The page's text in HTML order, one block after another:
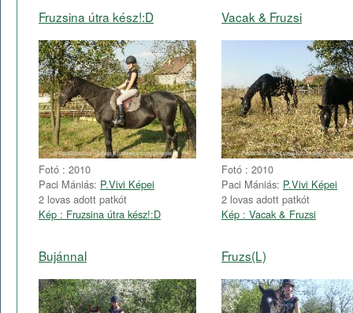
Fruzsina útra kész!:D
Fotó : 2010
Paci Mániás: P.Vivi Képei
2 lovas adott patkót
Kép : Fruzsina útra kész!:D
Vacak & Fruzsi
Fotó : 2010
Paci Mániás: P.Vivi Képei
2 lovas adott patkót
Kép : Vacak & Fruzsi
Bujánnal Fruzs(L)